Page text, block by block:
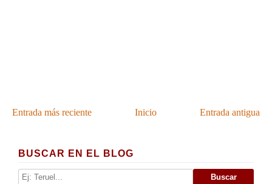
Entrada más reciente Entrada antigua
Inicio
BUSCAR EN EL BLOG